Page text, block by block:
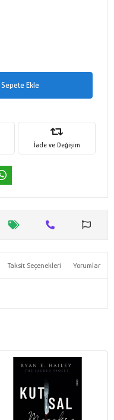
Sepete Ekle
İade ve Değişim
Taksit Seçenekleri Yorumlar